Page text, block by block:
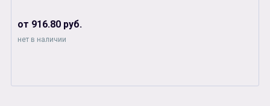
от 916.80 руб.
нет в наличии